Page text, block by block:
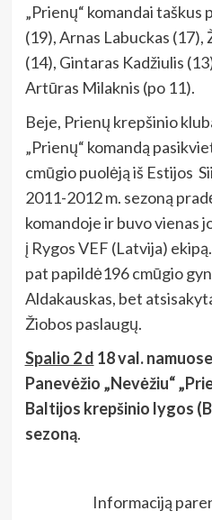
„Prienų“ komandai taškus
(19), Arnas Labuckas (17),
(14), Gintaras Kadžiulis
Artūras Milaknis (po 11).
Beje, Prienų krepšinio
„Prienų“ komandą
cmūgio puolėją iš Estijos
2011-2012 m. sezoną
komandoje ir buvo vienas
į Rygos VEF (Latvija)
pat papildė196 cmūgio
Aldakauskas, bet
Žiobos paslaugų.
Spalio 2 d 18 val.
Panevėžio „Nevėžiu“
Baltijos krepšinio lygos
sezoną.
Informaciją